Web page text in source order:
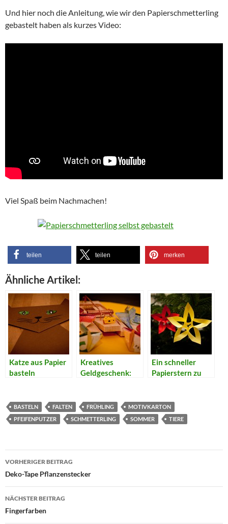
Und hier noch die Anleitung, wie wir den Papierschmetterling
gebastelt haben als kurzes Video:
Viel Spaß beim Nachmachen!
teilen teilen merken
Ähnliche Artikel:
Katze aus Papier
basteln
Kreatives
Geldgeschenk:
Ein schneller
Papierstern zu
BASTELN FALTEN FRÜHLING
MOTIVKARTON
PFEIFENPUTZER
SCHMETTERLING SOMMER TIERE
Beitragsnavigation
VORHERIGER BEITRAG
Deko-Tape Pflanzenstecker
NÄCHSTER BEITRAG
Fingerfarben